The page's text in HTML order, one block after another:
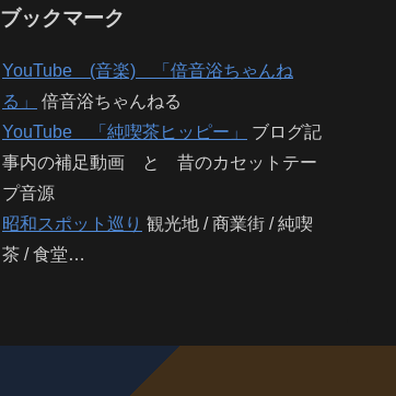
ブックマーク
YouTube (音楽) 「倍音浴ちゃんね
る」
倍音浴ちゃんねる
YouTube 「純喫茶ヒッピー」
ブログ記
事内の補足動画 と 昔のカセットテー
プ音源
昭和スポット巡り 観光地 / 商業街 / 純喫
茶 / 食堂…